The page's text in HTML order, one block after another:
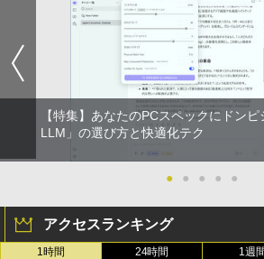
【特集】あなたのPCスペックにドン
LLM」の選び方と快適化テク
● ● ● ● ●
アクセスランキング
1時間 24時間 1週